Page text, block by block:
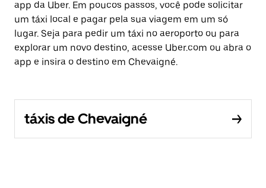
app da Uber. Em poucos passos, você pode solicitar
um táxi local e pagar pela sua viagem em um só
lugar. Seja para pedir um táxi no aeroporto ou para
explorar um novo destino, acesse Uber.com ou abra o
app e insira o destino em Chevaigné.
táxis de Chevaigné